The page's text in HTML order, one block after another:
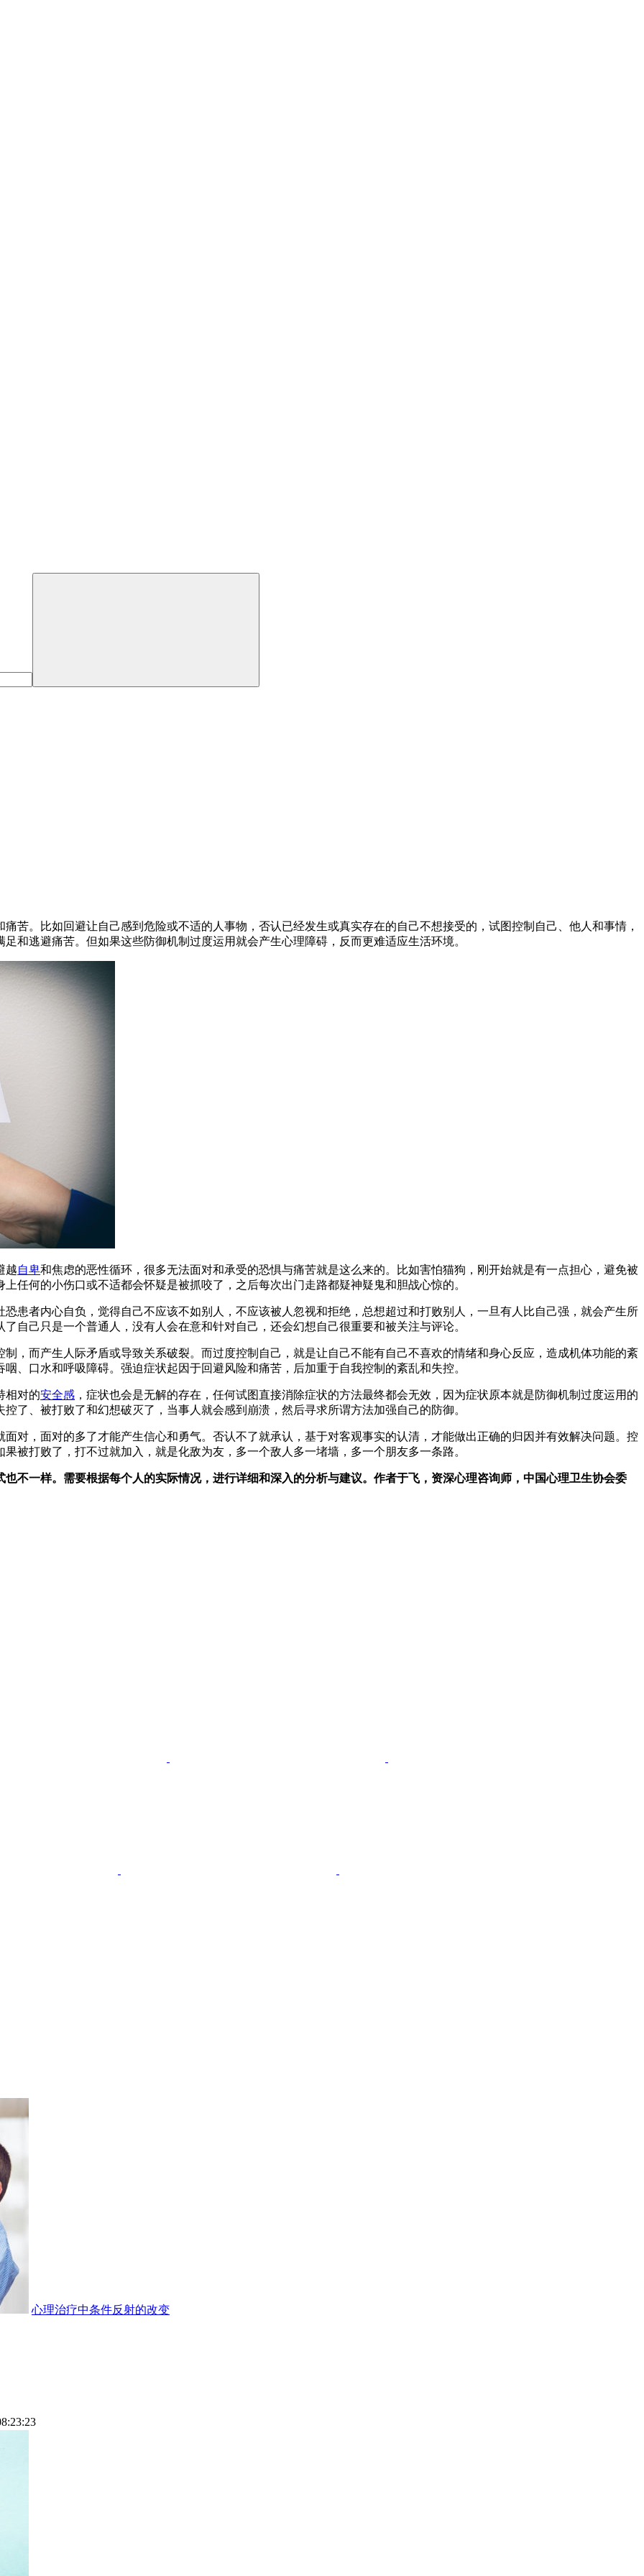
苦。比如回避让自己感到危险或不适的人事物，否认已经发生或真实存在的自己不想接受的，试图控制自己、他人和事情，
和逃避痛苦。但如果这些防御机制过度运用就会产生心理障碍，反而更难适应生活环境。
越自卑和焦虑的恶性循环，很多无法面对和承受的恐惧与痛苦就是这么来的。比如害怕猫狗，刚开始就是有一点担心，避免被
任何的小伤口或不适都会怀疑是被抓咬了，之后每次出门走路都疑神疑鬼和胆战心惊的。
患者内心自负，觉得自己不应该不如别人，不应该被人忽视和拒绝，总想超过和打败别人，一旦有人比自己强，就会产生所
自己只是一个普通人，没有人会在意和针对自己，还会幻想自己很重要和被关注与评论。
制，而产生人际矛盾或导致关系破裂。而过度控制自己，就是让自己不能有自己不喜欢的情绪和身心反应，造成机体功能的紊
咽、口水和呼吸障碍。强迫症状起因于回避风险和痛苦，后加重于自我控制的紊乱和失控。
相对的安全感 ，症状也会是无解的存在，任何试图直接消除症状的方法最终都会无效，因为症状原本就是防御机制过度运用的
了、被打败了和幻想破灭了，当事人就会感到崩溃，然后寻求所谓方法加强自己的防御。
对，面对的多了才能产生信心和勇气。否认不了就承认，基于对客观事实的认清，才能做出正确的归因并有效解决问题。控
被打败了，打不过就加入，就是化敌为友，多一个敌人多一堵墙，多一个朋友多一条路。
不一样。需要根据每个人的实际情况，进行详细和深入的分析与建议。作者于飞，资深心理咨询师，中国心理卫生协会委
心理治疗中条件反射的改变